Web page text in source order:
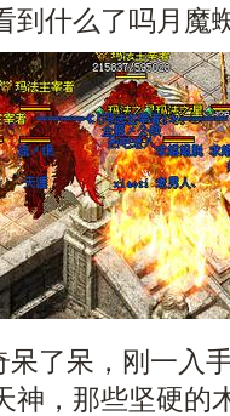
到什么了吗月魔
了呆，刚一入
神，那些坚硬的